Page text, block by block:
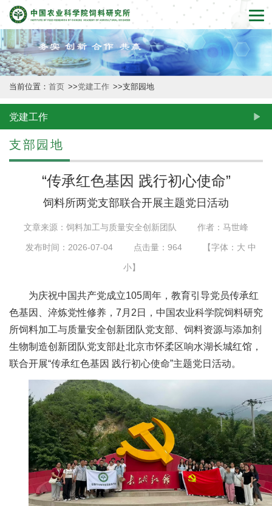
首
页
本
所
概
况
新
团
队
科
当前位置： 首页 >>党建工作 >>支部园地
党建工作
支部园地
“传承红色基因 践行初心使命”
​饲料所两党支部联合开展主题党日活动
文章来源：饲料加工与质量安全创新团队 作者：马世峰
发布时间：2026-07-04 点击量： 964 【字体： 大 中
小】
为庆祝中国共产党成立105周年，教育引导党员传承红
色基因、淬炼党性修养，7月2日，中国农业科学院饲料研究
所饲料加工与质量安全创新团队党支部、饲料资源与添加剂
生物制造创新团队党支部赴北京市怀柔区响水湖长城红馆，
联合开展“传承红色基因 践行初心使命”主题党日活动。